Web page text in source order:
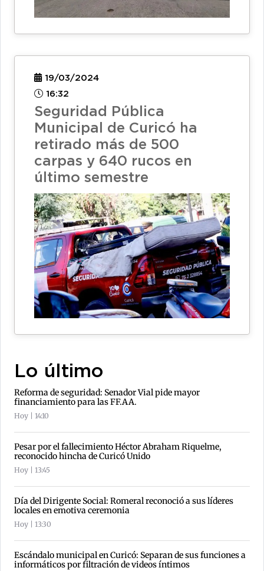
19/03/2024
16:32
Seguridad Pública
Municipal de Curicó ha
retirado más de 500
carpas y 640 rucos en
último semestre
Lo último
Reforma de seguridad: Senador Vial pide mayor
financiamiento para las FF.AA.
Hoy | 14:10
Pesar por el fallecimiento Héctor Abraham Riquelme,
reconocido hincha de Curicó Unido
Hoy | 13:45
Día del Dirigente Social: Romeral reconoció a sus líderes
locales en emotiva ceremonia
Hoy | 13:30
Escándalo municipal en Curicó: Separan de sus funciones a
informáticos por filtración de videos íntimos